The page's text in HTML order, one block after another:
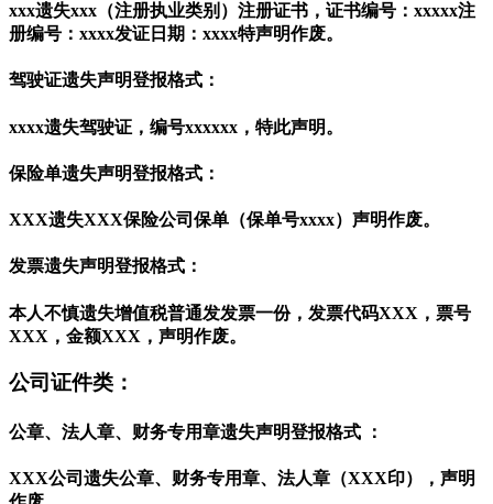
xxx遗失xxx（注册执业类别）注册证书，证书编号：xxxxx注
册编号：xxxx发证日期：xxxx特声明作废。
驾驶证遗失声明登报格式：
xxxx遗失驾驶证，编号xxxxxx，特此声明。
保险单遗失声明登报格式：
XXX遗失XXX保险公司保单（保单号xxxx）声明作废。
发票遗失声明登报格式：
本人不慎遗失增值税普通发发票一份，发票代码XXX，票号
XXX，金额XXX，声明作废。
公司证件类：
公章、法人章、财务专用章遗失声明登报格式 ：
XXX公司遗失公章、财务专用章、法人章（XXX印），声明